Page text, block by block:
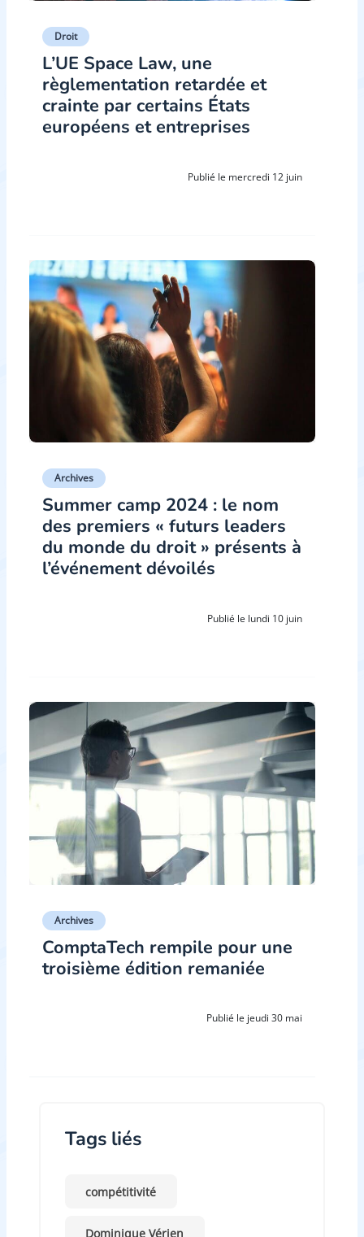
Droit
L’UE Space Law, une
règlementation retardée et
crainte par certains États
européens et entreprises
Publié le mercredi 12 juin
Archives
Summer camp 2024 : le nom
des premiers « futurs leaders
du monde du droit » présents à
l’événement dévoilés
Publié le lundi 10 juin
Archives
ComptaTech rempile pour une
troisième édition remaniée
Publié le jeudi 30 mai
Tags liés
compétitivité
Dominique Vérien